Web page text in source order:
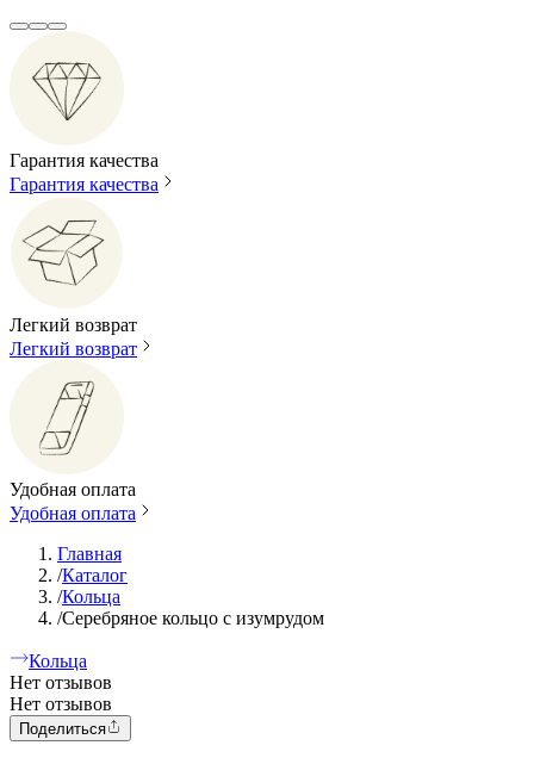
Гарантия качества
Гарантия качества
Легкий возврат
Легкий возврат
Удобная оплата
Удобная оплата
Главная
/Каталог
/Кольца
/Серебряное кольцо с изумрудом
Кольца
Нет отзывов
Нет отзывов
Поделиться